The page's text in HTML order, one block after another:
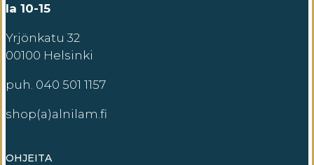
la 10-15
Yrjönkatu 32
00100 Helsinki
puh. 040 501 1157
shop(a)alnilam.fi
OHJEITA